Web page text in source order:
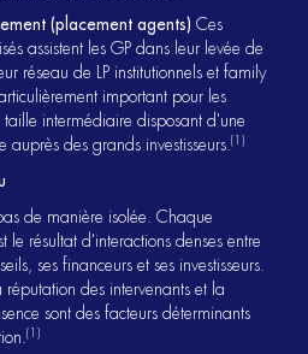
(placement agents) Ces
assistent les GP dans leur levée de
réseau de LP institutionnels et family
important pour les
taille intermédiaire disposant d'une
auprès des grands investisseurs.(1)
de manière isolée. Chaque
le résultat d'interactions denses entre
ses financeurs et ses investisseurs.
des intervenants et la
sont des facteurs déterminants
(1)